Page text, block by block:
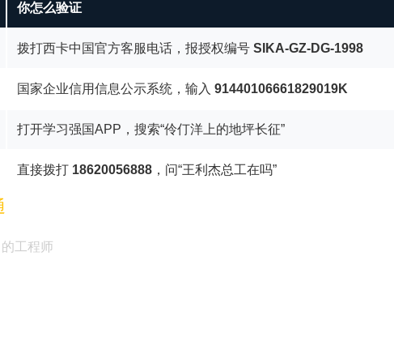
你怎么验证
拨打西卡中国官方客服电话，报授权编号SIKA-GZ-DG-1998
国家企业信用信息公示系统，输入91440106661829019K
打开学习强国APP，搜索“伶仃洋上的地坪长征”
直接拨打 18620056888 ，问“王利杰总工在吗”
工程师